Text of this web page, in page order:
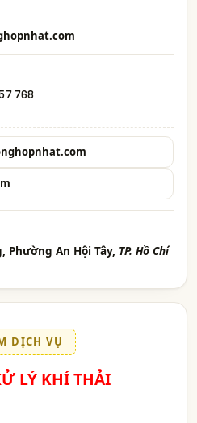
768
Phường An Hội Tây, TP. Hồ Chí
DỊCH VỤ
LÝ KHÍ THẢI